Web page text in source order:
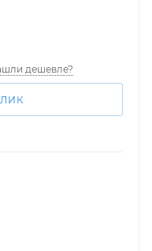
дешевле?